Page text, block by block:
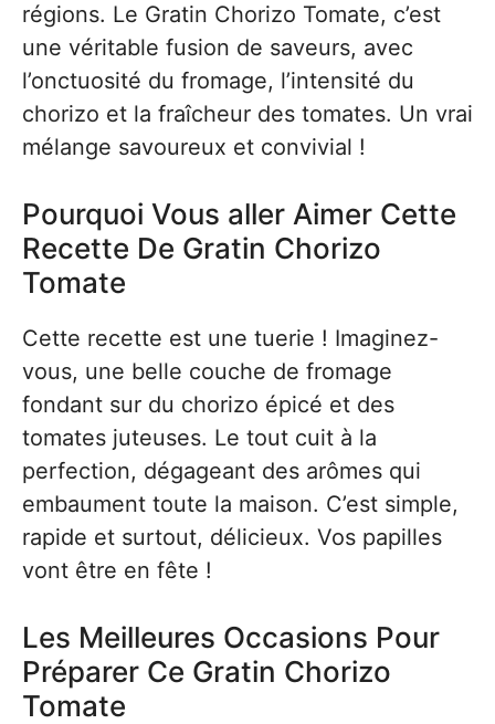
régions. Le Gratin Chorizo Tomate, c’est
une véritable fusion de saveurs, avec
l’onctuosité du fromage, l’intensité du
chorizo et la fraîcheur des tomates. Un vrai
mélange savoureux et convivial !
Pourquoi Vous aller Aimer Cette
Recette De Gratin Chorizo
Tomate
Cette recette est une tuerie ! Imaginez-
vous, une belle couche de fromage
fondant sur du chorizo épicé et des
tomates juteuses. Le tout cuit à la
perfection, dégageant des arômes qui
embaument toute la maison. C’est simple,
rapide et surtout, délicieux. Vos papilles
vont être en fête !
Les Meilleures Occasions Pour
Préparer Ce Gratin Chorizo
Tomate